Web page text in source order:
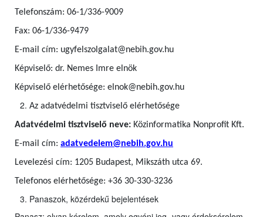
Telefonszám: 06-1/336-9009
Fax: 06-1/336-9479
E-mail cím: ugyfelszolgalat@nebih.gov.hu
Képviselő: dr. Nemes Imre elnök
Képviselő elérhetősége: elnok@nebih.gov.hu
Az adatvédelmi tisztviselő elérhetősége
Adatvédelmi tisztviselő neve: Közinformatika Nonprofit Kft.
E-mail cím: adatvedelem@nebih.gov.hu
Levelezési cím: 1205 Budapest, Mikszáth utca 69.
Telefonos elérhetősége: +36 30-330-3236
Panaszok, közérdekű bejelentések